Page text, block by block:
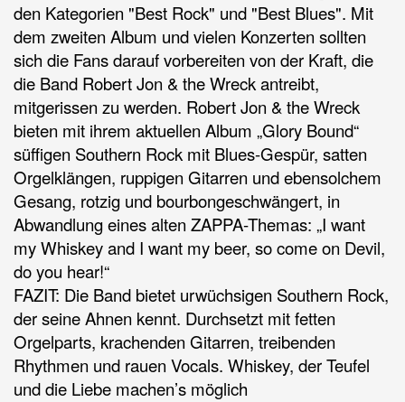
den Kategorien "Best Rock" und "Best Blues". Mit
dem zweiten Album und vielen Konzerten sollten
sich die Fans darauf vorbereiten von der Kraft, die
die Band Robert Jon & the Wreck antreibt,
mitgerissen zu werden. Robert Jon & the Wreck
bieten mit ihrem aktuellen Album „Glory Bound“
süffigen Southern Rock mit Blues-Gespür, satten
Orgelklängen, ruppigen Gitarren und ebensolchem
Gesang, rotzig und bourbongeschwängert, in
Abwandlung eines alten ZAPPA-Themas: „I want
my Whiskey and I want my beer, so come on Devil,
do you hear!“
FAZIT: Die Band bietet urwüchsigen Southern Rock,
der seine Ahnen kennt. Durchsetzt mit fetten
Orgelparts, krachenden Gitarren, treibenden
Rhythmen und rauen Vocals. Whiskey, der Teufel
und die Liebe machen’s möglich